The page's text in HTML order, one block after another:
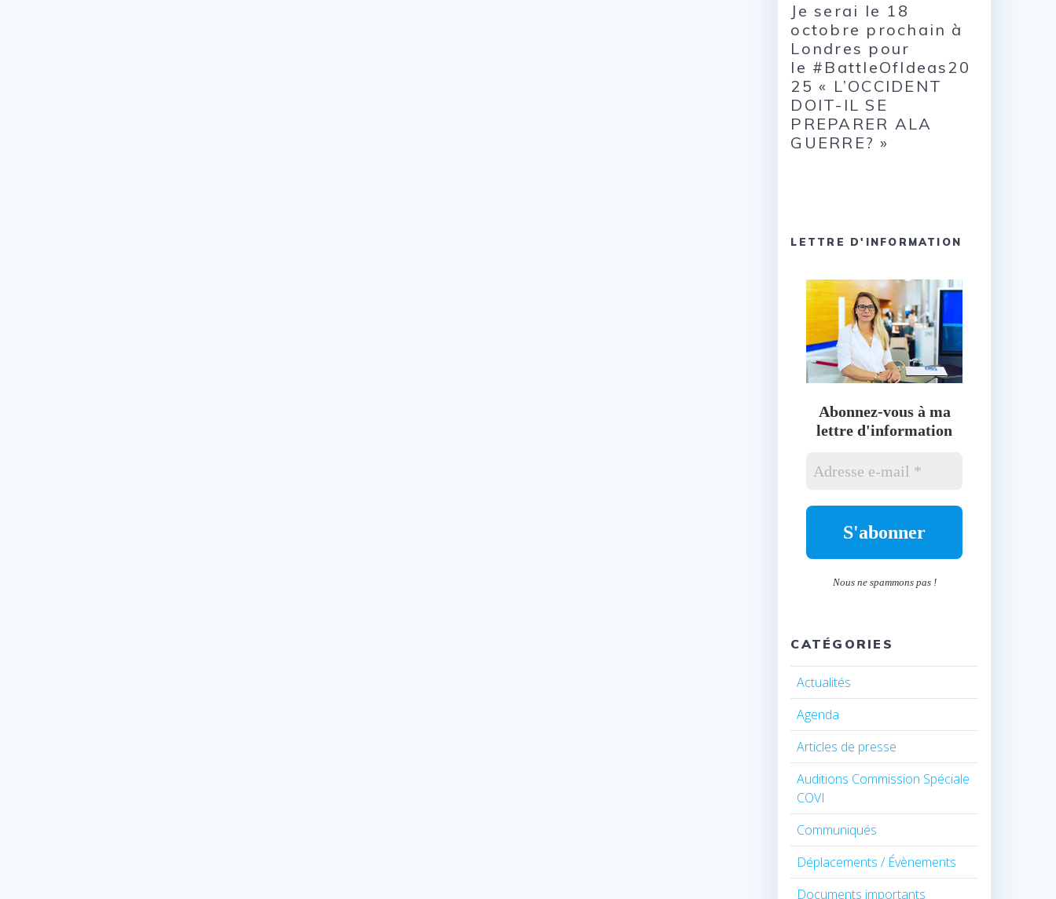
Je serai le 18
octobre prochain à
Londres pour
le #BattleOfIdeas20
25 « L’OCCIDENT
DOIT-IL SE
PREPARER ALA
GUERRE? »
LETTRE D'INFORMATION
Abonnez-vous à ma
lettre d'information
Nous ne spammons pas !
CATÉGORIES
Actualités
Agenda
Articles de presse
Auditions Commission Spéciale
COVI
Communiqués
Déplacements / Évènements
Documents importants